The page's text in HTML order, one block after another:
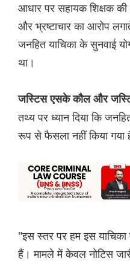
आधार पर सहायक शिक्षक की
और भ्रष्टाचार का आरोप
जनहित याचिका के सुनवाई
था।
जस्टिस एसके कौल और
तथ्य पर ध्यान दिया कि जनहित
रूप से फैसला नहीं किया गया
"इस स्तर पर हम इस
हैं। मामले में केवल नोटिस